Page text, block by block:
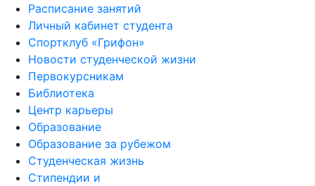
Расписание занятий
Личный кабинет студента
Спортклуб «Грифон»
Новости студенческой жизни
Первокурсникам
Библиотека
Центр карьеры
Образование
Образование за рубежом
Студенческая жизнь
Стипендии и